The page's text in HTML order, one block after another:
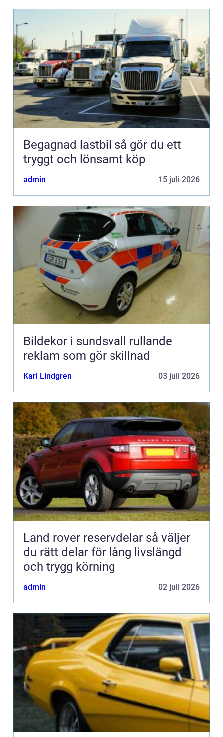
Begagnad lastbil så gör du ett
tryggt och lönsamt köp
admin 15 juli 2026
Bildekor i sundsvall rullande
reklam som gör skillnad
Karl Lindgren 03 juli 2026
Land rover reservdelar så väljer
du rätt delar för lång livslängd
och trygg körning
admin 02 juli 2026